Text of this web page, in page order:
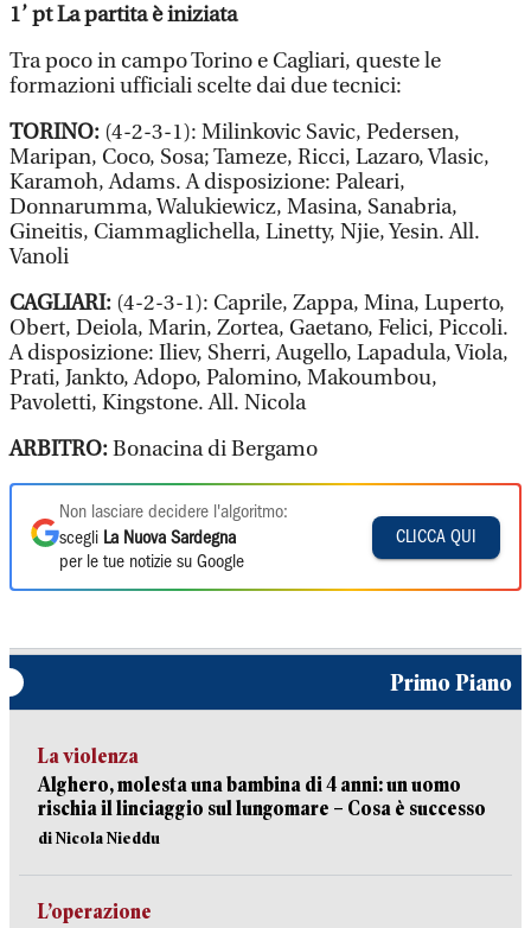
1’ pt La partita è iniziata
Tra poco in campo Torino e Cagliari, queste le
formazioni ufficiali scelte dai due tecnici:
TORINO: (4-2-3-1): Milinkovic Savic, Pedersen,
Maripan, Coco, Sosa; Tameze, Ricci, Lazaro, Vlasic,
Karamoh, Adams. A disposizione: Paleari,
Donnarumma, Walukiewicz, Masina, Sanabria,
Gineitis, Ciammaglichella, Linetty, Njie, Yesin. All.
Vanoli
CAGLIARI: (4-2-3-1): Caprile, Zappa, Mina, Luperto,
Obert, Deiola, Marin, Zortea, Gaetano, Felici, Piccoli.
A disposizione: Iliev, Sherri, Augello, Lapadula, Viola,
Prati, Jankto, Adopo, Palomino, Makoumbou,
Pavoletti, Kingstone. All. Nicola
ARBITRO:Bonacina di Bergamo
Non lasciare decidere l'algoritmo:
scegli La Nuova Sardegna
per le tue notizie su Google
CLICCA QUI
Primo Piano
La violenza
Alghero, molesta una bambina di 4 anni: un uomo
rischia il linciaggio sul lungomare – Cosa è successo
di Nicola Nieddu
L’operazione